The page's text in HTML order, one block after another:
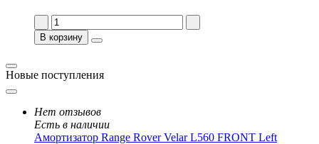
В корзину
Новые поступления
Нет отзывов
Есть в наличии
Амортизатор Range Rover Velar L560 FRONT Left